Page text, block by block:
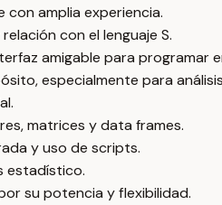
amplia experiencia.
con el lenguaje S.
amigable para programar
especialmente para
matrices y data frames.
y uso de scripts.
estadístico.
su potencia y flexibilidad.